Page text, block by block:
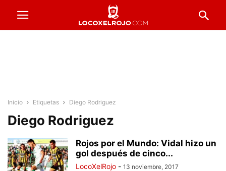
Inicio Etiquetas Diego Rodriguez
Diego Rodriguez
Rojos por el Mundo: Vidal hizo un
gol después de cinco...
LocoXelRojo - 13 noviembre, 2017